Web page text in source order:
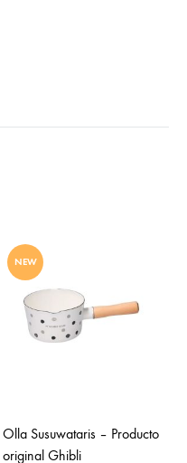
NEW
Olla Susuwataris – Producto
original Ghibli